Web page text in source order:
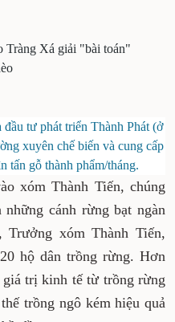
Tràng Xá giải "bài toán"
tư phát triển Thành Phát (ở
xuyên chế biến và cung cấp
tấn gỗ thành phẩm/tháng.
xóm Thành Tiến, chúng
cánh rừng bạt ngàn
xóm Thành Tiến,
hộ dân trồng rừng. Hơn
trị kinh tế từ trồng rừng
trồng ngô kém hiệu quả